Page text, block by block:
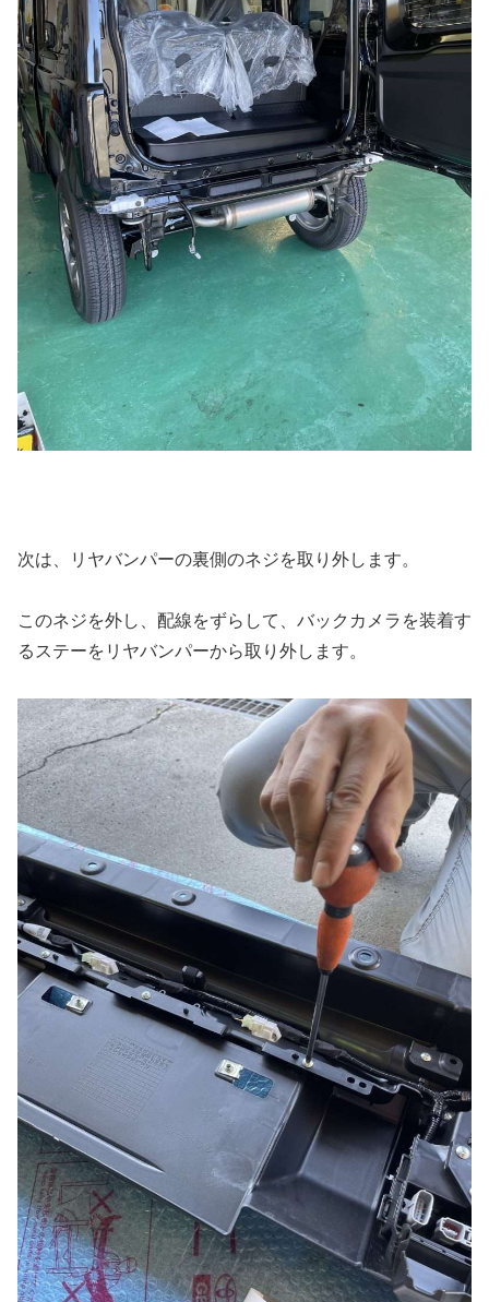
次は、リヤバンパーの裏側のネジを取り外します。
このネジを外し、配線をずらして、バックカメラを装着す
るステーをリヤバンパーから取り外します。